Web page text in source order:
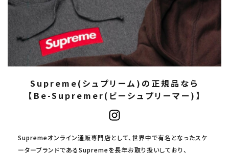
Supreme(シュプリーム)の正規品なら
【Be-Supremer(ビーシュプリーマー)】
Supremeオンライン通販専門店として、世界中で有名となったスケ
ーターブランドであるSupremeを長年お取り扱いしており、